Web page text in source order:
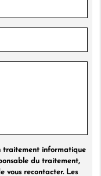
traitement informatique
du traitement,
vous recontacter. Les